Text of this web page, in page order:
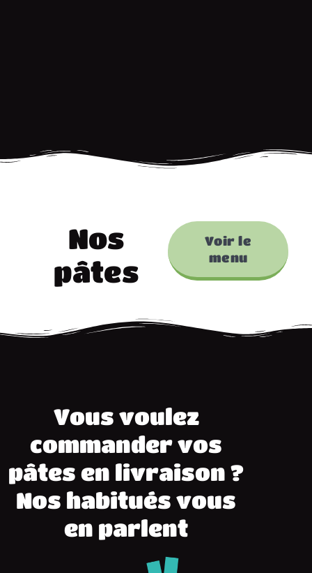
Nos
pâtes
Voir le
menu
Vous voulez
commander vos
pâtes en livraison ?
Nos habitués vous
en parlent